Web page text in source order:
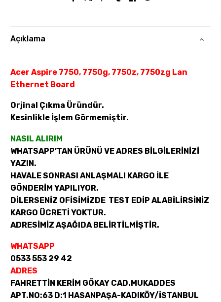
Açıklama
Acer Aspire 7750, 7750g, 7750z, 7750zg Lan
Ethernet Board
Orjinal Çıkma Üründür.
Kesinlikle İşlem Görmemiştir.
NASIL ALIRIM
WHATSAPP’TAN ÜRÜNÜ VE ADRES BİLGİLERİNİZİ
YAZIN.
HAVALE SONRASI ANLAŞMALI KARGO İLE
GÖNDERİM YAPILIYOR.
DİLERSENİZ OFİSİMİZDE TEST EDİP ALABİLİRSİNİZ
KARGO ÜCRETİ YOKTUR.
ADRESİMİZ AŞAĞIDA BELİRTİLMİŞTİR.
WHATSAPP
0533 553 29 42
ADRES
FAHRETTİN KERİM GÖKAY CAD.MUKADDES
APT.NO:63 D:1 HASANPAŞA-KADIKÖY/İSTANBUL